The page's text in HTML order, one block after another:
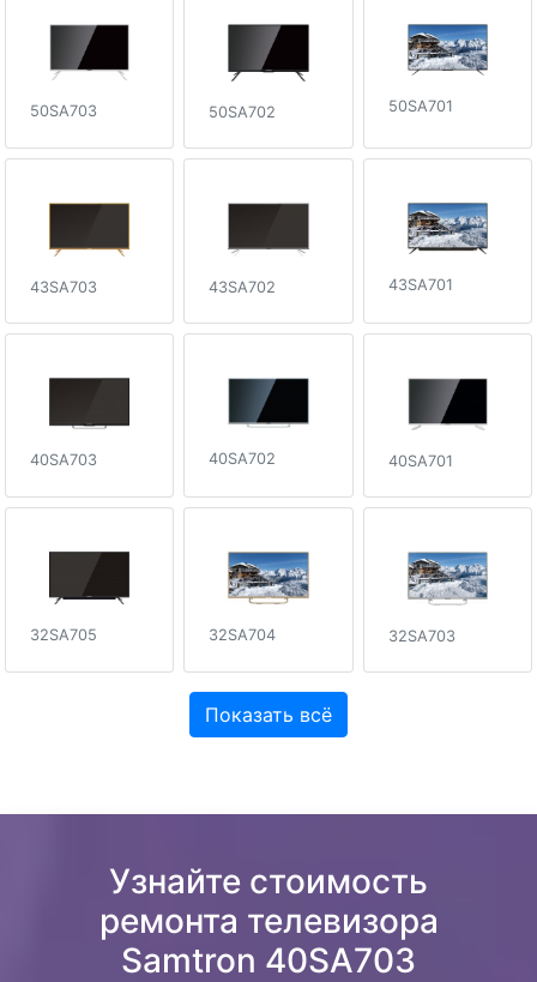
50SA703 50SA702 50SA701
43SA703 43SA702 43SA701
40SA703 40SA702 40SA701
32SA705 32SA704 32SA703
Показать всё
Узнайте стоимость
ремонта телевизора
Samtron 40SA703